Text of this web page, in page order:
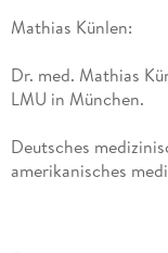
Mathias Künlen:
Dr. med. Mathias
LMU in München.
Deutsches
amerikanisches